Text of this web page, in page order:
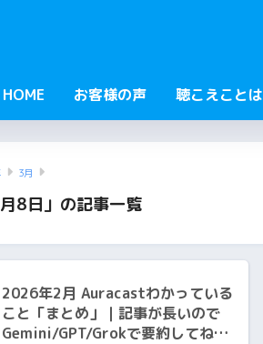
HOME お客様の声 聴こえことは
3月
8日」の記事一覧
2026年2月 Auracastわかっている
こと「まとめ」｜記事が長いので
Gemini/GPT/Grokで要約してね｜